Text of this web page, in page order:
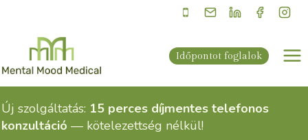
content
Időpontot foglalok
Új szolgáltatás: 15 perces díjmentes telefonos
konzultáció — kötelezettség nélkül!